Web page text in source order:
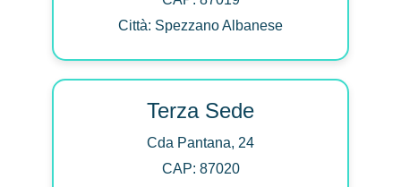
Città: Spezzano Albanese
Terza Sede
Cda Pantana, 24
CAP: 87020